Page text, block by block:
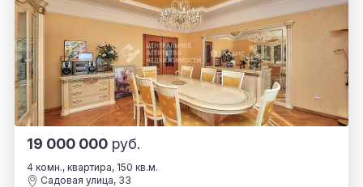
19 000 000 руб.
4 комн., квартира, 150 кв.м.
Садовая улица, 33